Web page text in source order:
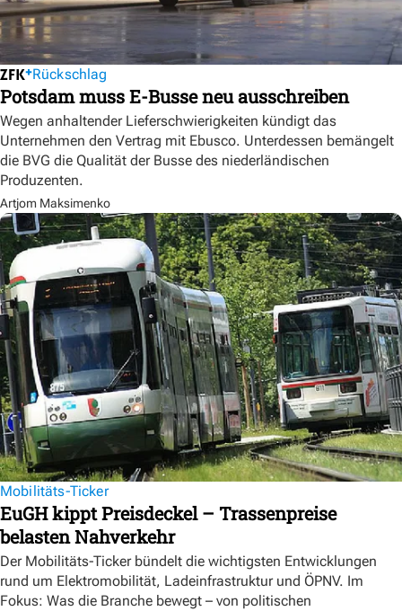
Rückschlag
Potsdam muss E-Busse neu ausschreiben
Wegen anhaltender Lieferschwierigkeiten kündigt das
Unternehmen den Vertrag mit Ebusco. Unterdessen bemängelt
die BVG die Qualität der Busse des niederländischen
Produzenten.
Artjom Maksimenko
Mobilitäts-Ticker
EuGH kippt Preisdeckel – Trassenpreise
belasten Nahverkehr
Der Mobilitäts-Ticker bündelt die wichtigsten Entwicklungen
rund um Elektromobilität, Ladeinfrastruktur und ÖPNV. Im
Fokus: Was die Branche bewegt – von politischen